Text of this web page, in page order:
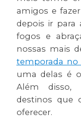
amigos e
depois ir para
fogos e
nossas mais
temporada no
uma delas é
Além disso,
destinos que
oferecer.